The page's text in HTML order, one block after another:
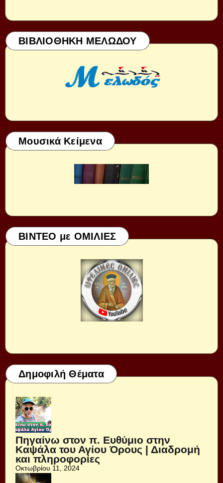
ΒΙΒΛΙΟΘΗΚΗ ΜΕΛΩΔΟΥ
Μουσικά Κείμενα
ΒΙΝΤΕΟ με ΟΜΙΛΙΕΣ
Δημοφιλή Θέματα
Πηγαίνω στον π. Ευθύμιο στην
Καψάλα του Αγίου Όρους | Διαδρομή
και πληροφορίες
Οκτωβρίου 11, 2024